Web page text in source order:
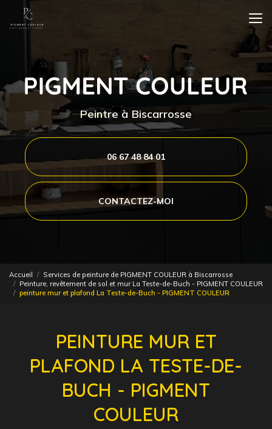
contenu
Peintre à Biscarrosse
06 67 48 84 01
CONTACTEZ-MOI
Accueil
Services de peinture de PIGMENT COULEUR à Biscarrosse
Peinture, revêtement de sol et mur La Teste-de-Buch - PIGMENT COULEUR
peinture mur et plafond La Teste-de-Buch - PIGMENT COULEUR
PEINTURE MUR ET
PLAFOND LA TESTE-DE-
BUCH - PIGMENT
COULEUR